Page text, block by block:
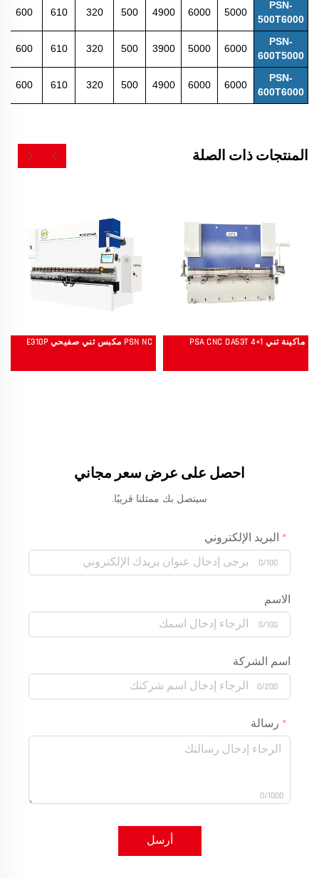
PSN-
500T6000
5000
6000
4900
500
320
610
600
PSN-
600T5000
6000
5000
3900
500
320
610
600
PSN-
600T6000
6000
6000
4900
500
320
610
600
المنتجات ذات الصلة
ماكينة ثني PSA CNC DA53T 4+1 PSN NC مكبس ثني صفيحي E310P
احصل على عرض سعر مجاني
سيتصل بك ممثلنا قريبًا.
البريد الإلكتروني
0/100
الاسم
0/100
اسم الشركة
0/200
رسالة
0/1000
أرسل